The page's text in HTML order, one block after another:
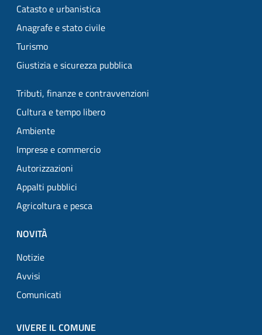
Catasto e urbanistica
Anagrafe e stato civile
Turismo
Giustizia e sicurezza pubblica
Tributi, finanze e contravvenzioni
Cultura e tempo libero
Ambiente
Imprese e commercio
Autorizzazioni
Appalti pubblici
Agricoltura e pesca
NOVITÀ
Notizie
Avvisi
Comunicati
VIVERE IL COMUNE